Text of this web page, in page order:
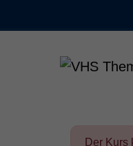
Der Kurs